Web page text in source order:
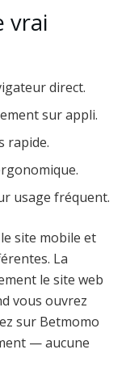
vrai
direct.
sur appli.
rapide.
usage fréquent.
site mobile et
La
le site web
vous ouvrez
sur Betmomo
— aucune